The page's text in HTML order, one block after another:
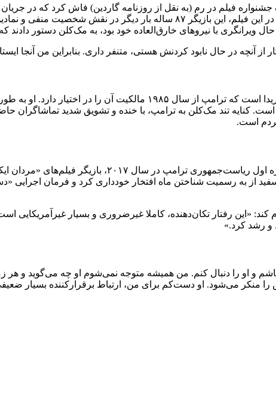
فیلم در رم (به نقل از روزنامه گاردین) فاش کرد که در
رستاخیز»، خشم و انزجار خود از دونالد ترامپ را تخلیه کرده است. در این
ویرانگری با نیروهای خارق‌العاده خود بود، به مک‌کلن دستور
آنچه در حال نابود کردنش هستی، متنفر داری. بنابراین من آنجا
«مار-آ-لاگو» نام عمارت و تفریحگاهی در پالم بیچ واقع در ایالت
است. کنایه تند مک‌کلن به ترامپ، با خنده و تشویق شدید تماشاگران
است.
مک‌کلن در گذشته نیز بارها از ترامپ انتقاد کرده است.
از به رسمیت شناختن ماه افتخار خودداری کرد و فرمان اجرایی
«این رفتار تکان‌دهنده، کاملا غیرضروری و بسیار
و رشد کرد.»
و او را دنبال کنم. من همیشه متوجه نمی‌شوم او چه می‌گوید و هر
منکر می‌شود. او دست‌کم برای من، ارتباط‌ برقرارکننده بسیار